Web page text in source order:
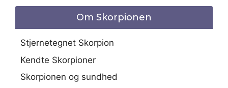
Om Skorpionen
Stjernetegnet Skorpion
Kendte Skorpioner
Skorpionen og sundhed